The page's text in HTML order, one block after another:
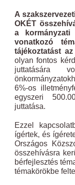
A
OKÉT
a
vonatkozó
tájékoztatást
olyan fontos
juttatására
6%-os
egyszeri
juttatása.
Ezzel
ígértek, és
Országos
összehívásra
bérfejlesztés
témakörökbe